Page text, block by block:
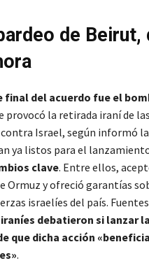
de
final del acuerdo fue el
provocó la retirada iraní de
Israel, según informó
ya listos para el
clave. Entre ellos,
Ormuz y ofreció garantías
israelíes del país.
debatieron si lanzar
que dicha acción
.